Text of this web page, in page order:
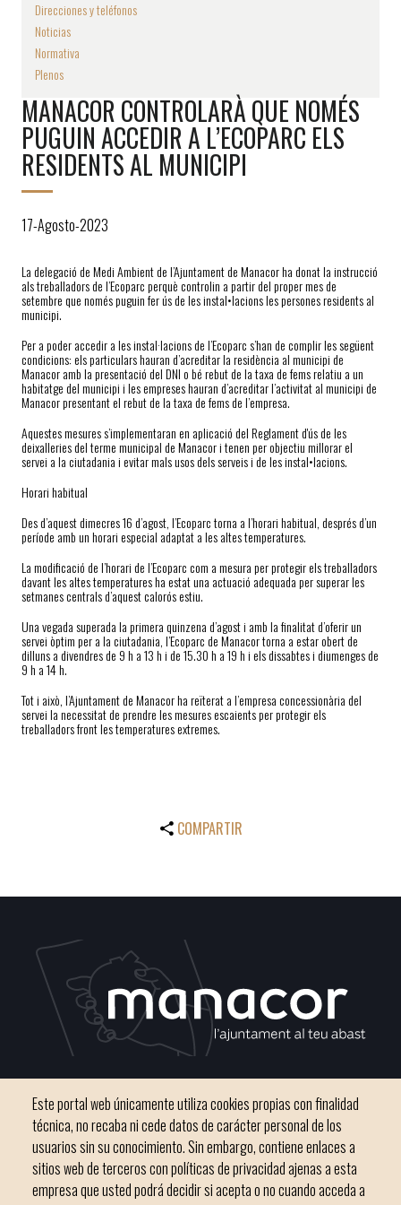
Direcciones y teléfonos
Noticias
Normativa
Plenos
MANACOR CONTROLARÀ QUE NOMÉS
PUGUIN ACCEDIR A L’ECOPARC ELS
RESIDENTS AL MUNICIPI
17-Agosto-2023
La delegació de Medi Ambient de l’Ajuntament de Manacor ha donat la instrucció
als treballadors de l’Ecoparc perquè controlin a partir del proper mes de
setembre que només puguin fer ús de les instal•lacions les persones residents al
municipi.
Per a poder accedir a les instal·lacions de l’Ecoparc s’han de complir les següent
condicions: els particulars hauran d’acreditar la residència al municipi de
Manacor amb la presentació del DNI o bé rebut de la taxa de fems relatiu a un
habitatge del municipi i les empreses hauran d’acreditar l’activitat al municipi de
Manacor presentant el rebut de la taxa de fems de l’empresa.
Aquestes mesures s’implementaran en aplicació del Reglament d'ús de les
deixalleries del terme municipal de Manacor i tenen per objectiu millorar el
servei a la ciutadania i evitar mals usos dels serveis i de les instal•lacions.
Horari habitual
Des d’aquest dimecres 16 d’agost, l’Ecoparc torna a l’horari habitual, després d’un
període amb un horari especial adaptat a les altes temperatures.
La modificació de l’horari de l’Ecoparc com a mesura per protegir els treballadors
davant les altes temperatures ha estat una actuació adequada per superar les
setmanes centrals d’aquest calorós estiu.
Una vegada superada la primera quinzena d’agost i amb la finalitat d’oferir un
servei òptim per a la ciutadania, l’Ecoparc de Manacor torna a estar obert de
dilluns a divendres de 9 h a 13 h i de 15.30 h a 19 h i els dissabtes i diumenges de
9 h a 14 h.
Tot i això, l’Ajuntament de Manacor ha reïterat a l’empresa concessionària del
servei la necessitat de prendre les mesures escaients per protegir els
treballadors front les temperatures extremes.
COMPARTIR
Teléfono 971 84 91 00 - CIF: P0703300D
Este portal web únicamente utiliza cookies propias con finalidad
técnica, no recaba ni cede datos de carácter personal de los
usuarios sin su conocimiento. Sin embargo, contiene enlaces a
sitios web de terceros con políticas de privacidad ajenas a esta
empresa que usted podrá decidir si acepta o no cuando acceda a